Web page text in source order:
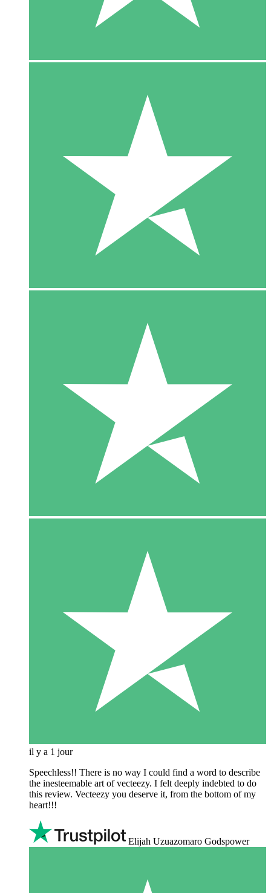
il y a 1 jour
Speechless!! There is no way I could find a word to describe
the inesteemable art of vecteezy. I felt deeply indebted to do
this review. Vecteezy you deserve it, from the bottom of my
heart!!!
Elijah Uzuazomaro Godspower